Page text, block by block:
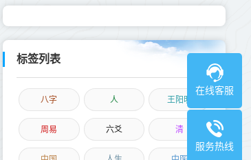
标签列表
八字 人 王阳明
周易 六爻 清
在线客服
服务热线